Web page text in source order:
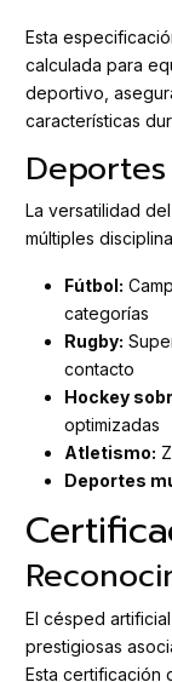
Esta
calculada para
deportivo,
características
La versatilidad
múltiples
Fútbol:
categorías
Rugby:
contacto
Hockey
optimizadas
Atletismo:
Deportes
El césped
prestigiosas
Esta certificación